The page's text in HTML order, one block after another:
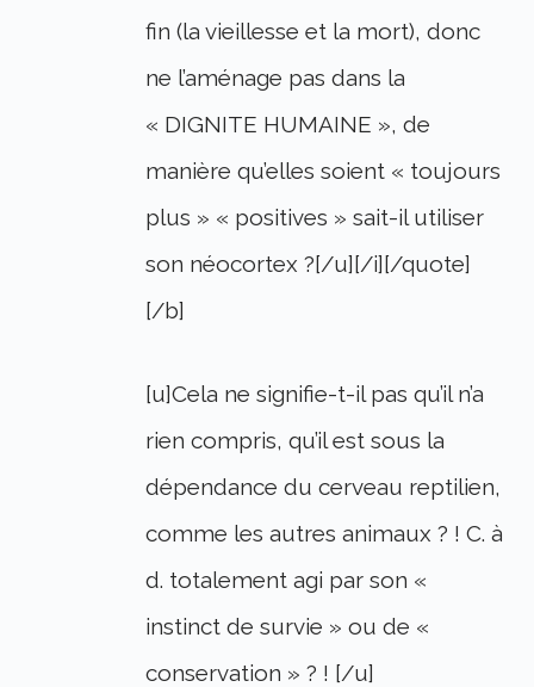
fin (la vieillesse et la mort), donc
ne l’aménage pas dans la
« DIGNITE HUMAINE », de
manière qu’elles soient « toujours
plus » « positives » sait-il utiliser
son néocortex ?[/u][/i][/quote]
[/b]
[u]Cela ne signifie-t-il pas qu’il n’a
rien compris, qu’il est sous la
dépendance du cerveau reptilien,
comme les autres animaux ? ! C. à
d. totalement agi par son «
instinct de survie » ou de «
conservation » ? ! [/u]